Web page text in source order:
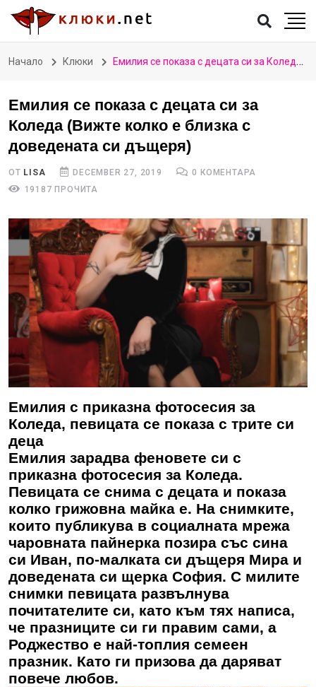
Начало Клюки Емилия се показа с децата си за Коледа (Вижте колко е близка с доведената си дъщеря)
Емилия се показа с децата си за
Коледа (Вижте колко е близка с
доведената си дъщеря)
ОТ LISA DECEMBER 27, 2019
0 КОМЕНТАРА
19187 ПРОЧИТА
Емилия с приказна фотосесия за
Коледа, певицата се показа с трите си
деца
Емилия зарадва феновете си с
приказна фотосесия за Коледа.
Певицата се снима с децата и показа
колко грижовна майка е. На снимките,
които публикува в социалната мрежа
чаровната пайнерка позира със сина
си Иван, по-малката си дъщеря Мира и
доведената си щерка София. С милите
снимки певицата развълнува
почитателите си, като към тях написа,
че празниците си ги правим сами, а
Роджество е най-топлия семеен
празник. Като ги призова да даряват
повече любов.